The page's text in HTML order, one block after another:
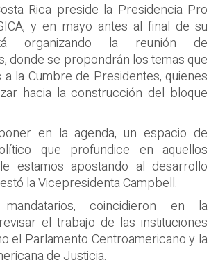
Rica preside la Presidencia Pro
y en mayo antes al final de su
organizando la reunión de
donde se propondrán los temas que
la Cumbre de Presidentes, quienes
hacia la construcción del bloque
en la agenda, un espacio de
que profundice en aquellos
estamos apostando al desarrollo
la Vicepresidenta Campbell.
coincidieron en la
el trabajo de las instituciones
el Parlamento Centroamericano y la
de Justicia.